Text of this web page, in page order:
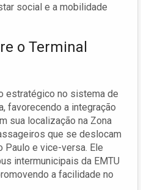
social e a mobilidade
o Terminal
estratégico no sistema de
favorecendo a integração
sua localização na Zona
que se deslocam
Paulo e vice-versa. Ele
intermunicipais da EMTU
a facilidade no